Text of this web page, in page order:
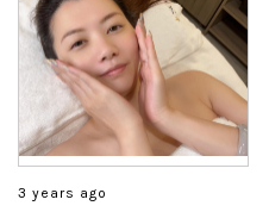
3 years ago